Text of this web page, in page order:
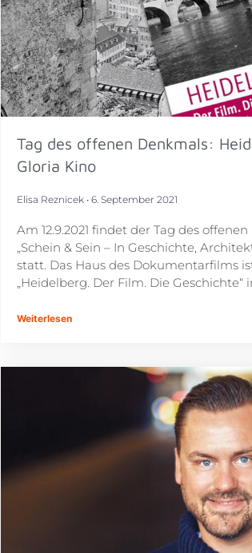
Tag des offenen Denkmals:
Gloria Kino
Elisa Reznicek 6. September 2021
Am 12.9.2021 findet der Tag des
„Schein & Sein – In Geschichte,
statt. Das Haus des Dokumentarfilms
„Heidelberg. Der Film. Die
Weiterlesen